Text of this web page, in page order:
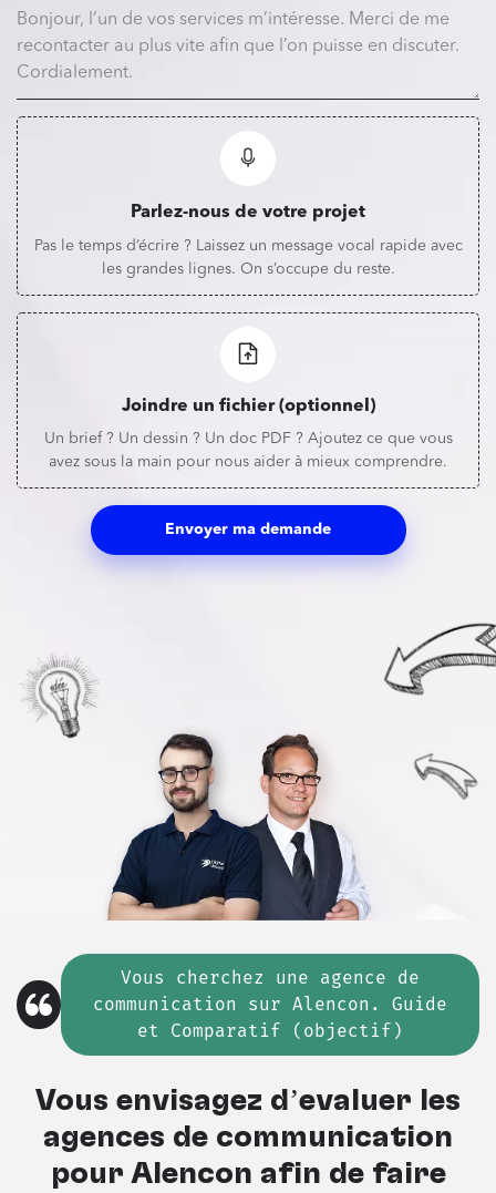
Parlez-nous de votre projet
Pas le temps d’écrire ? Laissez un message vocal rapide avec
les grandes lignes. On s’occupe du reste.
Joindre un fichier (optionnel)
Un brief ? Un dessin ? Un doc PDF ? Ajoutez ce que vous
avez sous la main pour nous aider à mieux comprendre.
Envoyer ma demande
Vous cherchez une agence de
communication sur Alencon. Guide
et Comparatif (objectif)
Vous envisagez d’évaluer les
agences de communication
pour Alençon afin de faire